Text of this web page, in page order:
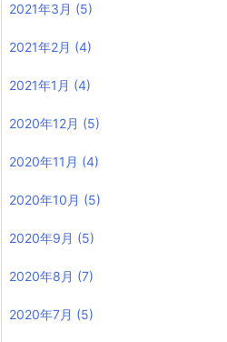
2021年3月 (5)
2021年2月 (4)
2021年1月 (4)
2020年12月 (5)
2020年11月 (4)
2020年10月 (5)
2020年9月 (5)
2020年8月 (7)
2020年7月 (5)